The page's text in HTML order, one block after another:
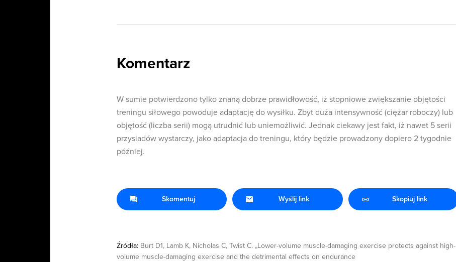
Komentarz
W sumie potwierdzono tylko znaną dobrze prawidłowość, iż stopniowe zwiększanie objętości
treningu siłowego powoduje adaptację do wysiłku. Zbyt duża intensywność (ciężar roboczy) lub
objętość (liczba serii) mogą utrudnić lub uniemożliwić. Jednak ciekawy jest fakt, iż nawet 5 serii
przysiadów wystarczy, jako adaptacja do treningu, który będzie prowadzony dopiero 2 tygodnie
później.
Źródła: Burt D1, Lamb K, Nicholas C, Twist C. „Lower-volume muscle-damaging exercise protects against high-
volume muscle-damaging exercise and the detrimental effects on endurance
Skomentuj Wyślij link Skopiuj link